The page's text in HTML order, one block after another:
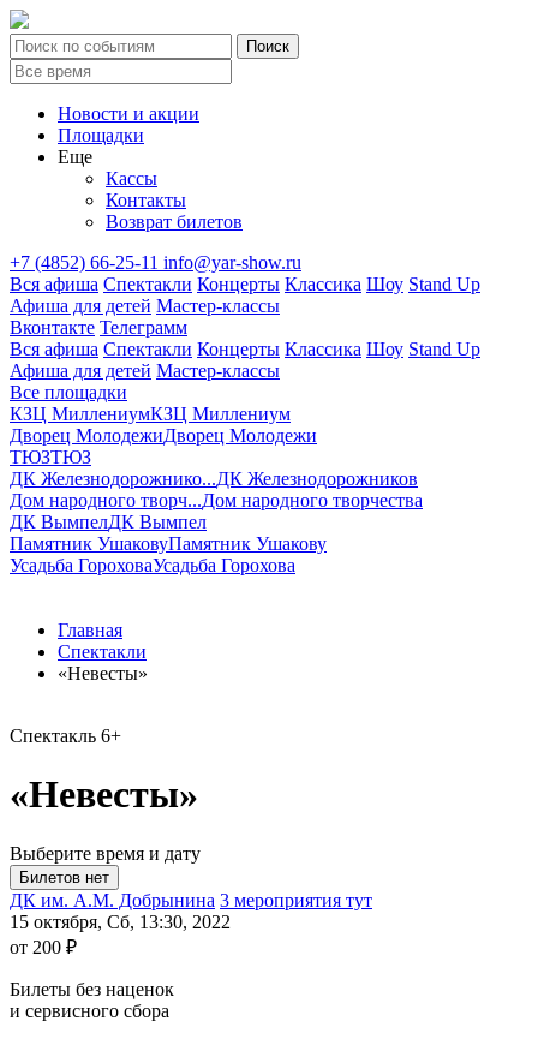
Новости и акции
Площадки
Еще
Кассы
Контакты
Возврат билетов
+7 (4852) 66-25-11 info@yar-show.ru
Вся афиша Спектакли Концерты Классика Шоу Stand Up
Афиша для детей Мастер-классы
Вконтакте Телеграмм
Вся афиша Спектакли Концерты Классика Шоу Stand Up
Афиша для детей Мастер-классы
Все площадки
КЗЦ МиллениумКЗЦ Миллениум
Дворец МолодежиДворец Молодежи
ТЮЗТЮЗ
ДК Железнодорожнико...ДК Железнодорожников
Дом народного творч...Дом народного творчества
ДК ВымпелДК Вымпел
Памятник УшаковуПамятник Ушакову
Усадьба ГороховаУсадьба Горохова
Главная
Спектакли
«Невесты»
Спектакль 6+
«Невесты»
Выберите время и дату
ДК им. А.М. Добрынина 3 мероприятия тут
15 октября, Сб, 13:30, 2022
от 200 ₽
Билеты без наценок
и сервисного сбора